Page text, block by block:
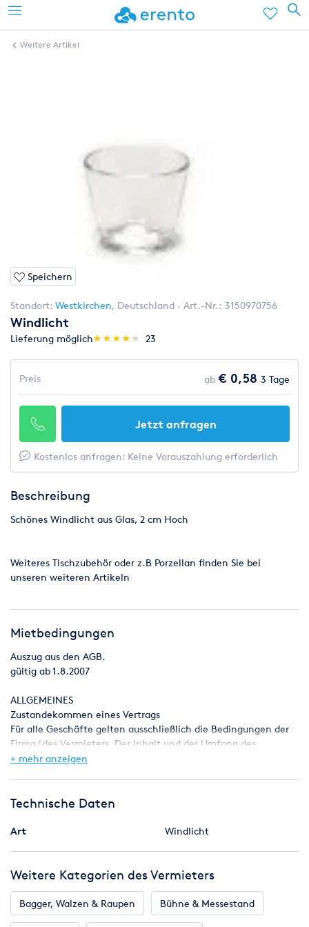
Weitere Artikel
Speichern
Standort: Westkirchen, Deutschland Art.-Nr.: 3150970756
Windlicht
Lieferung möglich(*)
★
★
(*)★
★
(*) ★
★
(*) ★
★
(*) ★
★ 23
Preis ab € 0,58 3 Tage
Jetzt anfragen
Kostenlos anfragen: Keine Vorauszahlung erforderlich
Beschreibung
Schönes Windlicht aus Glas, 2 cm Hoch
Weiteres Tischzubehör oder z.B Porzellan finden Sie bei
unseren weiteren Artikeln
Mietbedingungen
Auszug aus den AGB.
gültig ab 1.8.2007
ALLGEMEINES
Zustandekommen eines Vertrags
Für alle Geschäfte gelten ausschließlich die Bedingungen der
Firma/ des Vermieters. Der Inhalt und der Umfang des
Auftrages/
ergänzende Absprachen
bestätigt werden. Alle Angebote, die durch den Vermieter
Die Firma/ der Vermieter behält sich das Recht vor, die im
Kosten
dem Mieter in Rechnung zu stellen. Der Vermieter behält sich
+ mehr anzeigen
Technische Daten
Art Windlicht
Weitere Kategorien des Vermieters
Bagger, Walzen & Raupen Bühne & Messestand